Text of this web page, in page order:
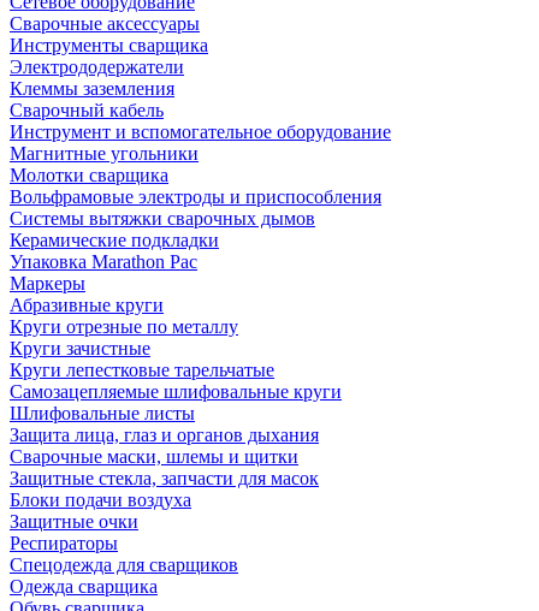
Сварочные аксессуары
Инструменты сварщика
Электрододержатели
Клеммы заземления
Сварочный кабель
Инструмент и вспомогательное оборудование
Магнитные угольники
Молотки сварщика
Вольфрамовые электроды и приспособления
Системы вытяжки сварочных дымов
Керамические подкладки
Упаковка Marathon Pac
Маркеры
Абразивные круги
Круги отрезные по металлу
Круги зачистные
Круги лепестковые тарельчатые
Самозацепляемые шлифовальные круги
Шлифовальные листы
Защита лица, глаз и органов дыхания
Сварочные маски, шлемы и щитки
Защитные стекла, запчасти для масок
Блоки подачи воздуха
Защитные очки
Респираторы
Спецодежда для сварщиков
Одежда сварщика